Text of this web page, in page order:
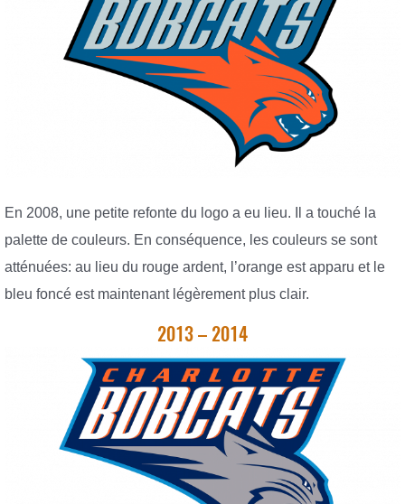
En 2008, une petite refonte du logo a eu lieu. Il a touché la
palette de couleurs. En conséquence, les couleurs se sont
atténuées: au lieu du rouge ardent, l’orange est apparu et le
bleu foncé est maintenant légèrement plus clair.
2013 – 2014